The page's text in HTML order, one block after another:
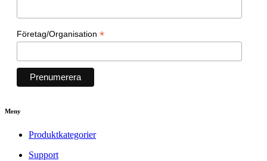
Företag/Organisation *
Meny
Produktkategorier
Support